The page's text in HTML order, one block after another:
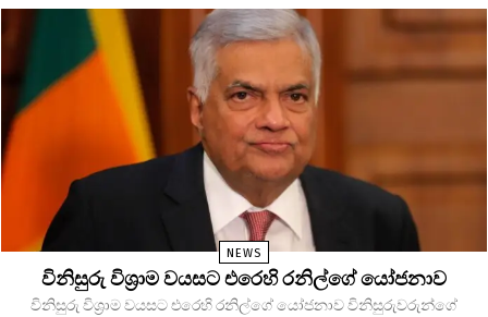
NEWS
විනිසුරු විශ්‍රාම වයසට එරෙහි රනිල්ගේ යෝජනාව
විනිසුරු විශ්‍රාම වයසට එරෙහි රනිල්ගේ යෝජනාව විනිසුරුවරුන්ගේ